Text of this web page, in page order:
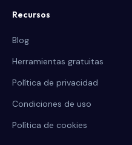
Recursos
Blog
Herramientas gratuitas
Política de privacidad
Condiciones de uso
Política de cookies